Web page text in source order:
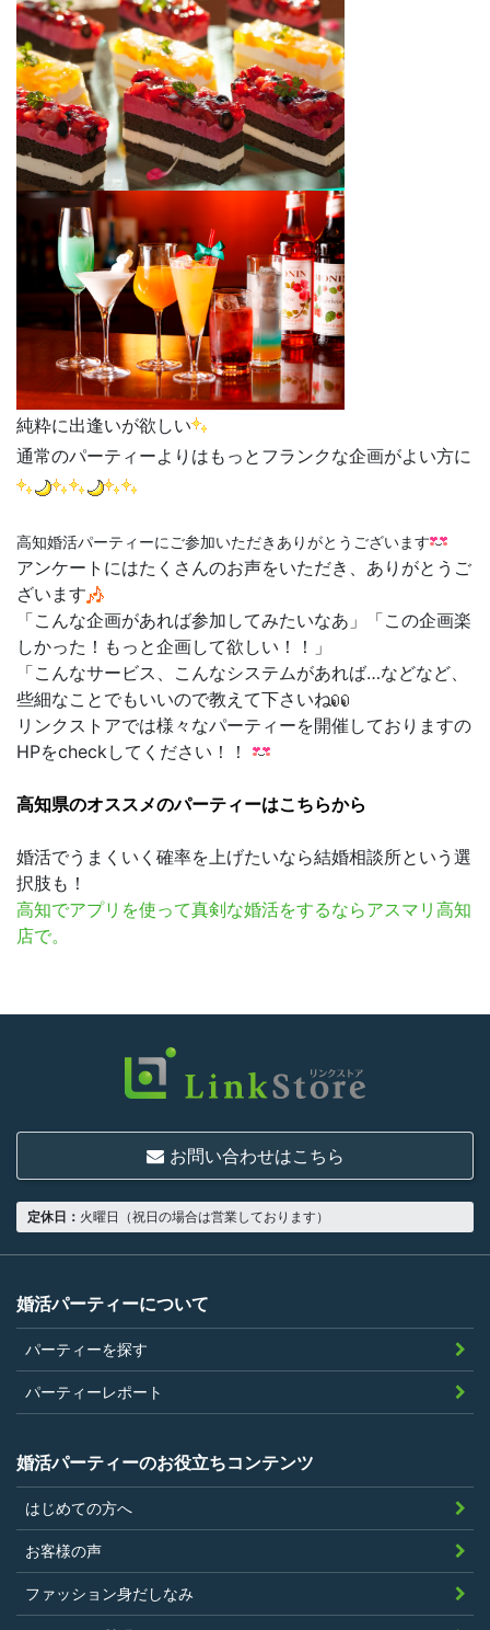
純粋に出逢いが欲しい
通常のパーティーよりはもっとフランクな企画がよい方に
高知婚活パーティーにご参加いただきありがとうございます
アンケートにはたくさんのお声をいただき、ありがとうご
ざいます
「こんな企画があれば参加してみたいなあ」「この企画楽
しかった！もっと企画して欲しい！！」
「こんなサービス、こんなシステムがあれば…などなど、
些細なことでもいいので教えて下さいね
リンクストアでは様々なパーティーを開催しておりますの
HPをcheckしてください！！
高知県のオススメのパーティーはこちらから
婚活でうまくいく確率を上げたいなら結婚相談所という選
択肢も！
高知でアプリを使って真剣な婚活をするならアスマリ高知
店で。
お問い合わせはこちら
定休日： 火曜日（祝日の場合は営業しております）
婚活パーティーについて
パーティーを探す
パーティーレポート
婚活パーティーのお役立ちコンテンツ
はじめての方へ
お客様の声
ファッション身だしなみ